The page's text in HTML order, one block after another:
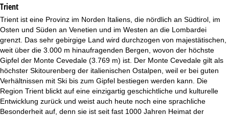
Trient
Trient ist eine Provinz im Norden Italiens, die nördlich an Südtirol, im
Osten und Süden an Venetien und im Westen an die Lombardei
grenzt. Das sehr gebirgige Land wird durchzogen von majestätischen,
weit über die 3.000 m hinaufragenden Bergen, wovon der höchste
Gipfel der Monte Cevedale (3.769 m) ist. Der Monte Cevedale gilt als
höchster Skitourenberg der italienischen Ostalpen, weil er bei guten
Verhältnissen mit Ski bis zum Gipfel bestiegen werden kann. Die
Region Trient blickt auf eine einzigartig geschichtliche und kulturelle
Entwicklung zurück und weist auch heute noch eine sprachliche
Besonderheit auf, denn sie ist seit fast 1000 Jahren Heimat der